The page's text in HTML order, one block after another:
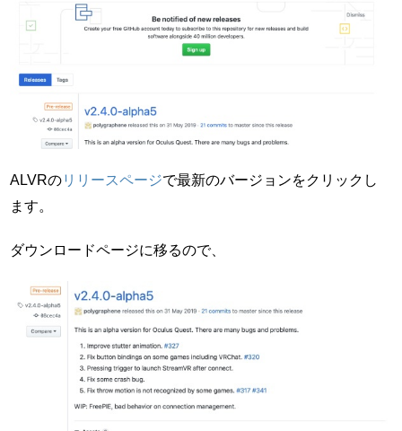
ALVRのリリースページで最新のバージョンをクリックし
ます。
ダウンロードページに移るので、